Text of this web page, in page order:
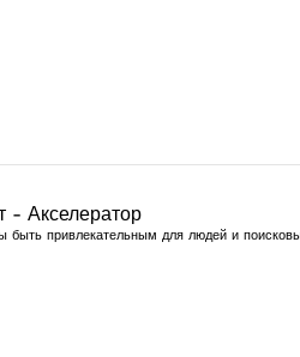
- Акселератор
быть привлекательным для людей и